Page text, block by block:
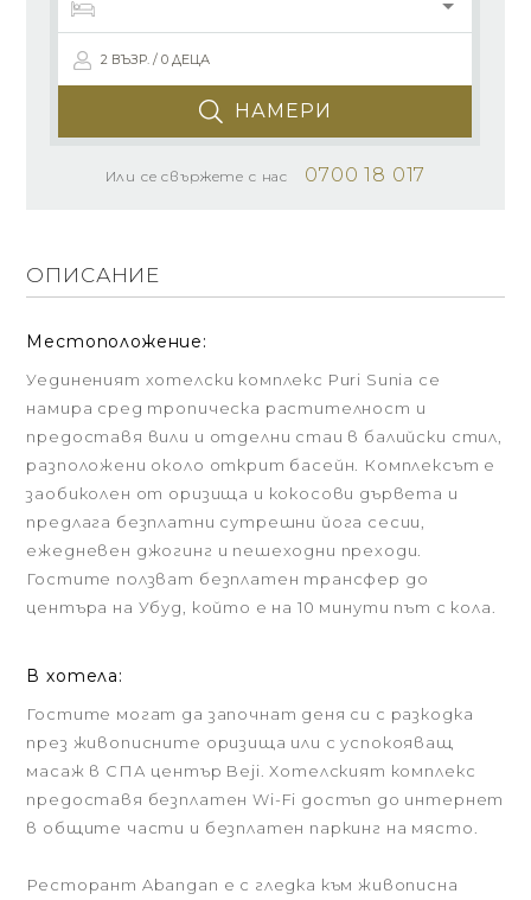
2 ВЪЗР. / 0 ДЕЦА
НАМЕРИ
Или се свържете с нас 0700 18 017
ОПИСАНИЕ
Местоположение:
Уединеният хотелски комплекс Puri Sunia се
намира сред тропическа растителност и
предоставя вили и отделни стаи в балийски стил,
разположени около открит басейн. Комплексът е
заобиколен от оризища и кокосови дървета и
предлага безплатни сутрешни йога сесии,
ежедневен джогинг и пешеходни преходи.
Гостите ползват безплатен трансфер до
центъра на Убуд, който е на 10 минути път с кола.
В хотела:
Гостите могат да започнат деня си с разкодка
през живописните оризища или с успокояващ
масаж в СПА център Beji. Хотелският комплекс
предоставя безплатен Wi-Fi достъп до интернет
в общите части и безплатен паркинг на място.
Ресторант Abangan е с гледка към живописна